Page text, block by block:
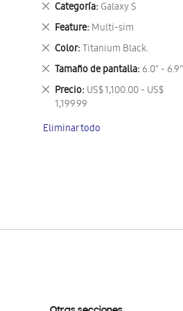
Categoría Galaxy S
Eliminar
este
artículo
Feature Multi-sim
Eliminar
este
artículo
Color Titanium Black.
Eliminar
este
artículo
Tamaño de pantalla 6.0" - 6.9"
Eliminar
este
artículo
Precio US$ 1,100.00 - US$
1,199.99
Eliminar
este
Eliminar todo